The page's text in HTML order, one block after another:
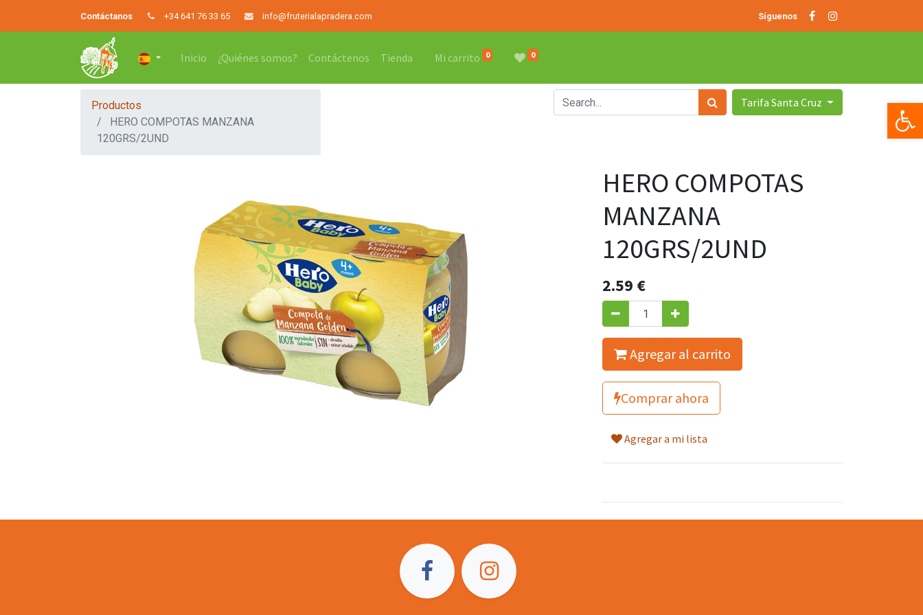
Contáctanos +34 641 76 33 65 info@fruterialapradera.com Síguenos
Inicio ¿Quiénes somos? Contáctenos Tienda Mi carrito 0 0
Productos
HERO COMPOTAS MANZANA
120GRS/2UND
Tarifa Santa Cruz
HERO COMPOTAS
MANZANA
120GRS/2UND
2.59 €
Agregar al carrito
Comprar ahora
Agregar a mi lista